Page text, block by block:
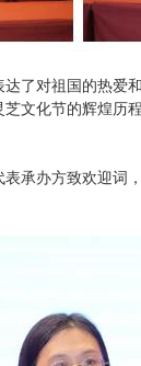
对祖国的热爱
文化节的辉煌历
办方致欢迎词